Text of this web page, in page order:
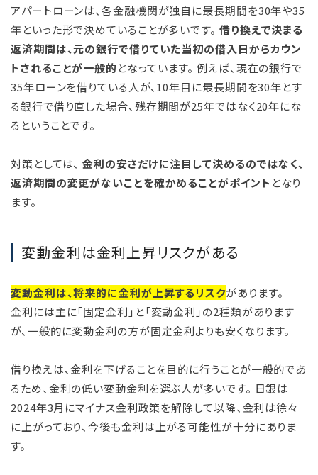
アパートローンは、各金融機関が独自に最長期間を30年や35
年といった形で決めていることが多いです。 借り換えで決まる
返済期間は、元の銀行で借りていた当初の借入日からカウン
トされることが一般的 となっています。 例えば、現在の銀行で
35年ローンを借りている人が、10年目に最長期間を30年とす
る銀行で借り直した場合、残存期間が25年ではなく20年にな
るということです。
対策としては、金利の安さだけに注目して決めるのではなく、
返済期間の変更がないことを確かめることがポイント となり
ます。
変動金利は金利上昇リスクがある
変動金利は、将来的に金利が上昇するリスクがあります。
金利には主に「固定金利」と「変動金利」の2種類があります
が、一般的に変動金利の方が固定金利よりも安くなります。
借り換えは、金利を下げることを目的に行うことが一般的であ
るため、金利の低い変動金利を選ぶ人が多いです。 日銀は
2024年3月にマイナス金利政策を解除して以降、金利は徐々
に上がっており、今後も金利は上がる可能性が十分にありま
す。